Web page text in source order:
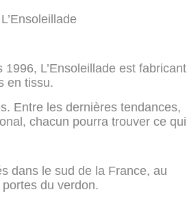
L’Ensoleillade est fabricant
en tissu.
Entre les dernières tendances,
chacun pourra trouver ce qui
dans le sud de la France, au
du verdon.